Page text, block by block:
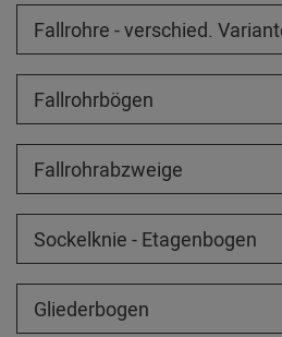
Fallrohre - verschied.
Fallrohrbögen
Fallrohrabzweige
Sockelknie - Etagenbogen
Gliederbogen